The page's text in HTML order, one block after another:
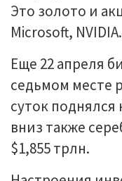
Это золото и
Microsoft, NVIDIA.
Еще 22 апреля
седьмом месте
суток поднялся
вниз также
$1,855 трлн.